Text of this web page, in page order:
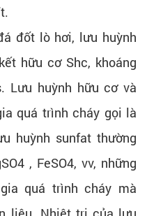
đốt lò hơi, lưu huỳnh
hữu cơ Shc, khoáng
Lưu huỳnh hữu cơ và
quá trình cháy gọi là
huỳnh sunfat thường
, FeSO4, vv, những
quá trình cháy mà